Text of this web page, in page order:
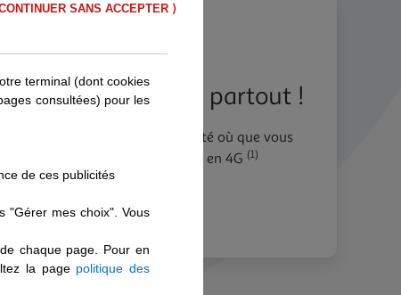
vous accompagne partout !
de qualité pour être connecté où que vous
population française couverte en 4G (1)
terminal (dont cookies
consultées) pour les
de ces publicités
"Gérer mes choix". Vous
chaque page. Pour en
la page politique des
SANS ACCEPTER ⟩